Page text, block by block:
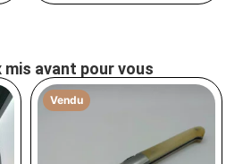
avant pour vous
Vendu